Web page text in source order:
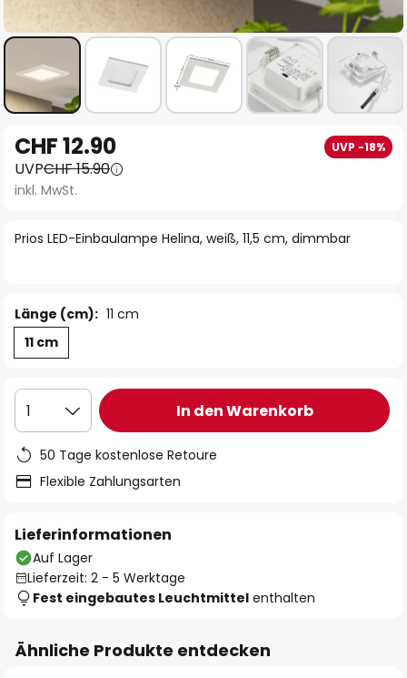
Anfang
der
Bildgalerie
Prios LED-Einbaulampe Helina, weiß, 11,5 cm, dimmbar
CHF 12.90 UVP -18%
UVPCHF 15.90
inkl. MwSt.
Länge (cm): 11 cm
11 cm
1 In den Warenkorb
50 Tage kostenlose Retoure
Flexible Zahlungsarten
Lieferinformationen
Auf Lager
Lieferzeit: 2 - 5 Werktage
Fest eingebautes Leuchtmittel enthalten
Ähnliche Produkte entdecken